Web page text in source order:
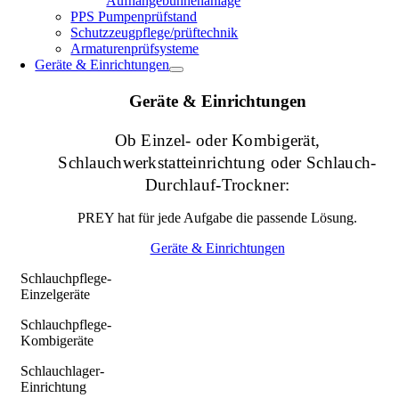
PPS Pumpenprüfstand
Schutzzeugpflege/prüftechnik
Armaturenprüfsysteme
Geräte & Einrichtungen
Geräte & Einrichtungen
Ob Einzel- oder Kombigerät,
Schlauchwerkstatteinrichtung oder Schlauch-
Durchlauf-Trockner:
PREY hat für jede Aufgabe die passende Lösung.
Geräte & Einrichtungen
Schlauchpflege-
Einzelgeräte
Schlauchpflege-
Kombigeräte
Schlauchlager-
Einrichtung